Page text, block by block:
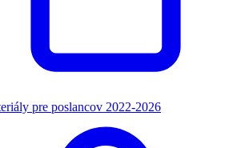
pre poslancov 2022-2026